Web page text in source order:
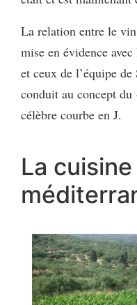
La relation entre le
mise en évidence
et ceux de l’équipe de
conduit au concept du
célèbre courbe en J.
La cuisine